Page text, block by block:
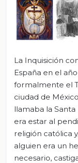
La Inquisición
España en el
formalmente el
ciudad de
llamaba la
era estar al
religión católica
alguien era un
necesario,